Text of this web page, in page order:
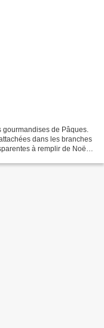
gourmandises de Pâques.
dans les branches
à remplir de Noël.